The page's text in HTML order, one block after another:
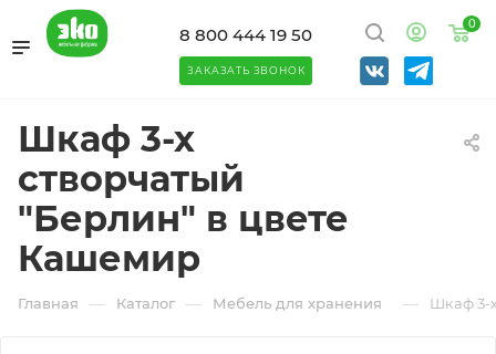
0
8 800 444 19 50
ЗАКАЗАТЬ ЗВОНОК
Шкаф 3-х
створчатый
"Берлин" в цвете
Кашемир
Главная — Каталог — Мебель для хранения — Шкаф 3-